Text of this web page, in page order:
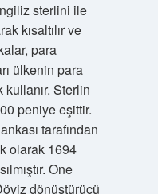
sterlini ile
kısaltılır ve
para
ülkenin para
Sterlin
peniye eşittir.
tarafından
olarak 1694
One
dönüştürücü